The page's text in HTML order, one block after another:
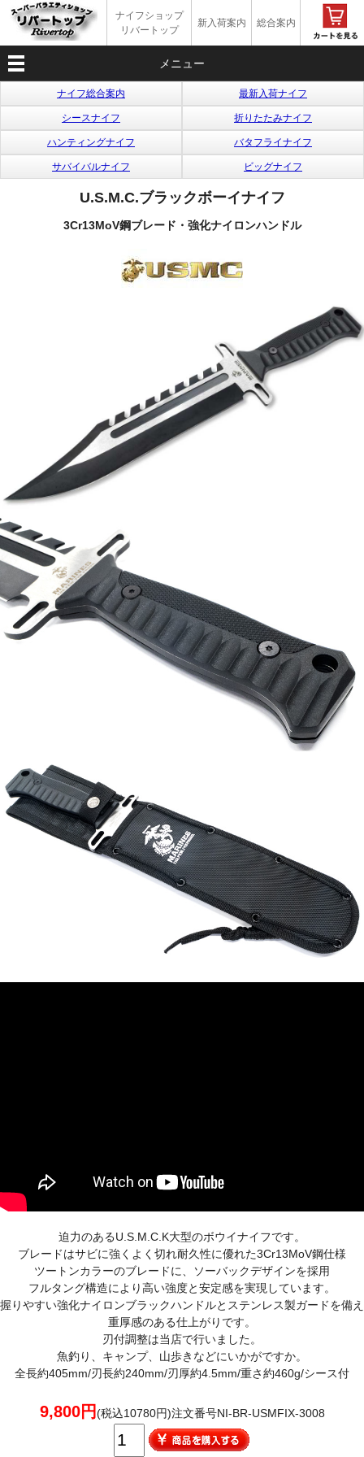
ナイフショップ
リバートップ
新入荷案内 総合案内
メニュー
ナイフ総合案内 最新入荷ナイフ
シースナイフ 折りたたみナイフ
ハンティングナイフ バタフライナイフ
サバイバルナイフ ビッグナイフ
U.S.M.C.ブラックボーイナイフ
3Cr13MoV鋼ブレード・強化ナイロンハンドル
迫力のあるU.S.M.C.K大型のボウイナイフです。
ブレードはサビに強くよく切れ耐久性に優れた3Cr13MoV鋼仕様
ツートンカラーのブレードに、ソーバックデザインを採用
フルタング構造により高い強度と安定感を実現しています。
握りやすい強化ナイロンブラックハンドルとステンレス製ガードを備え
重厚感のある仕上がりです。
刃付調整は当店で行いました。
魚釣り、キャンプ、山歩きなどにいかがですか。
全長約405mm/刃長約240mm/刃厚約4.5mm/重さ約460g/シース付
9,800円(税込10780円)注文番号NI-BR-USMFIX-3008